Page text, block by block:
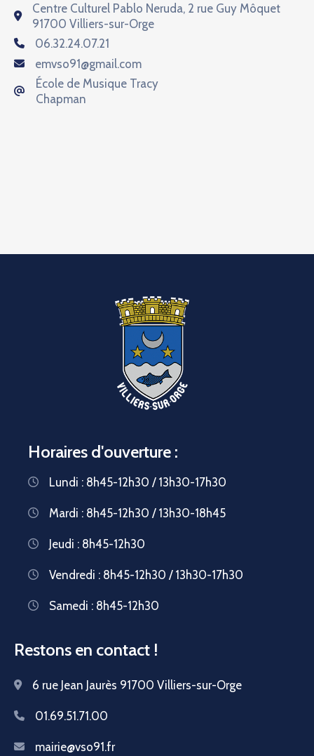
Centre Culturel Pablo Neruda, 2 rue Guy Môquet
91700 Villiers-sur-Orge
06.32.24.07.21
emvso91@gmail.com
École de Musique Tracy
Chapman
Horaires d'ouverture :
Lundi : 8h45-12h30 / 13h30-17h30
Mardi : 8h45-12h30 / 13h30-18h45
Jeudi : 8h45-12h30
Vendredi : 8h45-12h30 / 13h30-17h30
Samedi : 8h45-12h30
Restons en contact !
6 rue Jean Jaurès 91700 Villiers-sur-Orge
01.69.51.71.00
mairie@vso91.fr